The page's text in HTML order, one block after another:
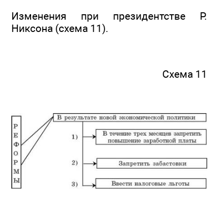
Изменения при президентстве Р.
Никсона (схема 11).
Схема 11